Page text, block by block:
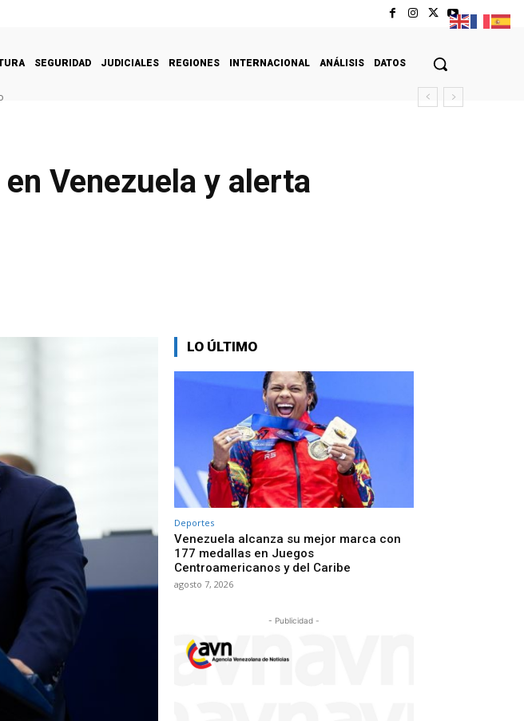
SEGURIDAD JUDICIALES REGIONES INTERNACIONAL ANÁLISIS DATOS
Venezuela y alerta
LO ÚLTIMO
Deportes
Venezuela alcanza su mejor marca con
177 medallas en Juegos
Centroamericanos y del Caribe
agosto 7, 2026
- Publicidad -